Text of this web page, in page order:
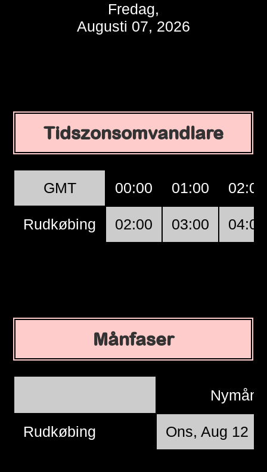
Fredag,
Augusti 07, 2026
Tidszonsomvandlare
GMT 00:00 01:00 02:00
Rudkøbing 02:00 03:00 04:00
Månfaser
Rudkøbing Ons, Aug 12